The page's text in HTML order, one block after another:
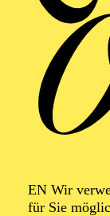
EN Wir
für Sie
PHILHARMONIE
Friday
04.09.2026
20:00 - 23:00
Alfried Krupp
Organiser:
HOFNER GMBH